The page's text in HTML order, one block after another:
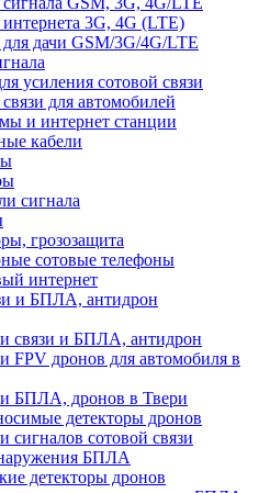
3G, 4G (LTE)
дачи GSM/3G/4G/LTE
усиления сотовой связи
для автомобилей
и интернет станции
кабели
сигнала
грозозащита
сотовые телефоны
интернет
и БПЛА, антидрон
связи и БПЛА, антидрон
FPV дронов для автомобиля в
БПЛА, дронов в Твери
детекторы дронов
сигналов сотовой связи
БПЛА
детекторы дронов